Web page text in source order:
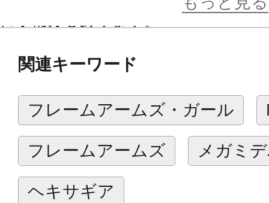
って使用する水転写式デカールです
※綺麗に貼り付けるには別売りのデ
ンセット、綿棒、ルーペなどの各種
さい。
※貼り付け難易度や作業時間には個
関連キーワード
フレームアームズ・ガール
フレームアームズ メガミ
ヘキサギア